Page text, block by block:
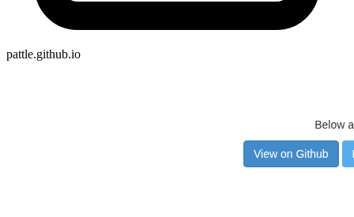
pattle.github.io